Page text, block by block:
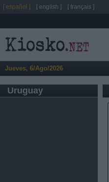
Jueves, 6/Ago/2026
Uruguay
[ español ] [ english ] [ français ]